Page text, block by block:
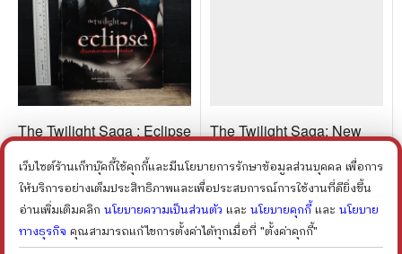
The Twilight Saga : Eclipse
เบื้องหลังภาพยนตร์อีคลิป
ส์
ราคา ฿ 650
ลดเหลือ ฿ ลด
shopping_cart
The Twilight Saga: New
ภาพยนตร์
ราคา ฿
ลด
shopping_cart
เว็บไซต์ร้านเก็ทบุ๊คกี้ใช้คุกกี้และมีนโยบายการรักษาข้อมูลส่วนบุคคล เพื่อการ
ให้บริการอย่างเต็มประสิทธิภาพและเพื่อประสบการณ์การใช้งานที่ดียิ่งขึ้น
อ่านเพิ่มเติมคลิก นโยบายความเป็นส่วนตัว และ นโยบายคุกกี้ และ นโยบาย
ทางธุรกิจ คุณสามารถแก้ไขการตั้งค่าได้ทุกเมื่อที่ "ตั้งค่าคุกกี้"